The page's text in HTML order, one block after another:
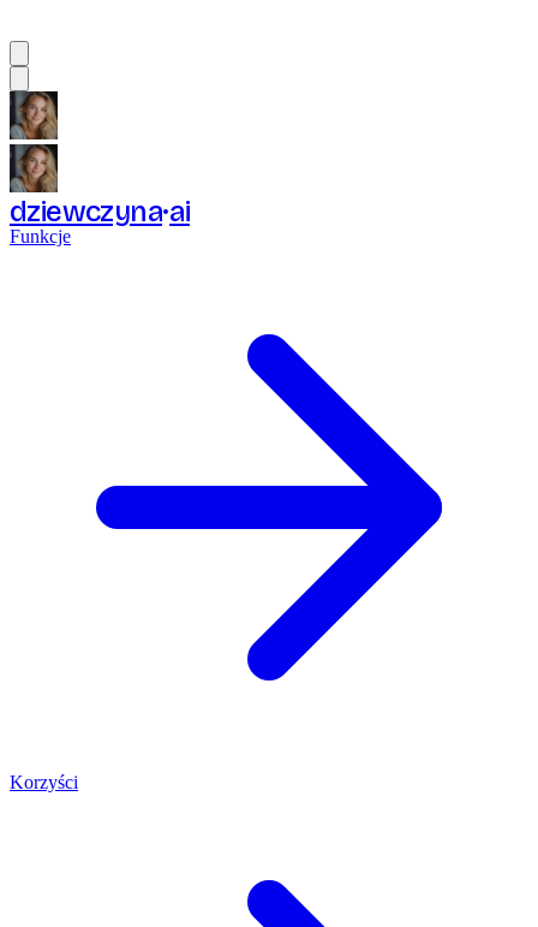
dziewczyna ai
Funkcje
Korzyści